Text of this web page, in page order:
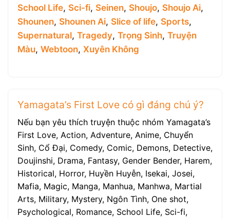
School Life, Sci-fi, Seinen, Shoujo, Shoujo Ai,
Shounen, Shounen Ai, Slice of life, Sports,
Supernatural, Tragedy, Trọng Sinh, Truyện
Màu, Webtoon, Xuyên Không
Yamagata’s First Love có gì đáng chú ý?
Nếu bạn yêu thích truyện thuộc nhóm Yamagata’s
First Love, Action, Adventure, Anime, Chuyển
Sinh, Cổ Đại, Comedy, Comic, Demons, Detective,
Doujinshi, Drama, Fantasy, Gender Bender, Harem,
Historical, Horror, Huyền Huyễn, Isekai, Josei,
Mafia, Magic, Manga, Manhua, Manhwa, Martial
Arts, Military, Mystery, Ngôn Tình, One shot,
Psychological, Romance, School Life, Sci-fi,